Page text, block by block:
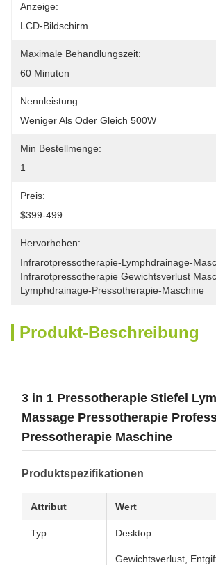
Anzeige:
LCD-Bildschirm
Maximale Behandlungszeit:
60 Minuten
Nennleistung:
Weniger Als Oder Gleich 500W
Min Bestellmenge:
1
Preis:
$399-499
Hervorheben:
Infrarotpressotherapie-Lymphdrainage-
Infrarotpressotherapie Gewichtsverlust
Lymphdrainage-Pressotherapie-Maschine
Produkt-Beschreibung
3 in 1 Pressotherapie Stiefel
Massage Pressotherapie
Pressotherapie Maschine
Produktspezifikationen
Attribut Wert
Typ Desktop
Gewichtsverlust,